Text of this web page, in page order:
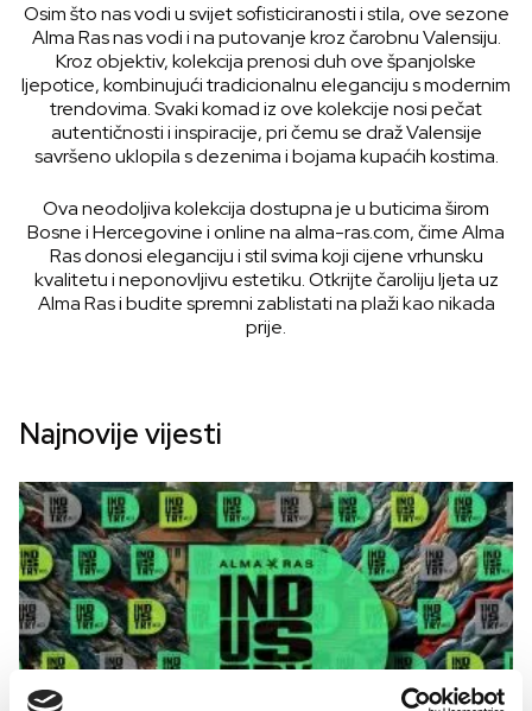
Osim što nas vodi u svijet sofisticiranosti i stila, ove sezone
Alma Ras nas vodi i na putovanje kroz čarobnu Valensiju.
Kroz objektiv, kolekcija prenosi duh ove španjolske
ljepotice, kombinujući tradicionalnu eleganciju s modernim
trendovima. Svaki komad iz ove kolekcije nosi pečat
autentičnosti i inspiracije, pri čemu se draž Valensije
savršeno uklopila s dezenima i bojama kupaćih kostima.
Ova neodoljiva kolekcija dostupna je u buticima širom
Bosne i Hercegovine i online na alma-ras.com, čime Alma
Ras donosi eleganciju i stil svima koji cijene vrhunsku
kvalitetu i neponovljivu estetiku. Otkrijte čaroliju ljeta uz
Alma Ras i budite spremni zablistati na plaži kao nikada
prije.
Najnovije vijesti